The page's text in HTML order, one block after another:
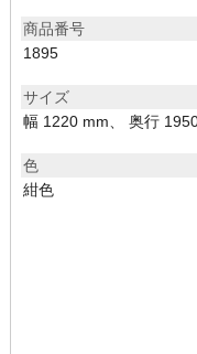
商品番号
1895
サイズ
幅 1220 mm、 奥行
色
紺色